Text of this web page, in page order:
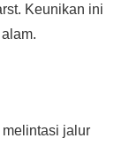
Keunikan ini
jalur